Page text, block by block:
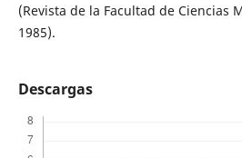
(Revista de la Facultad de Ciencias
1985).
Descargas